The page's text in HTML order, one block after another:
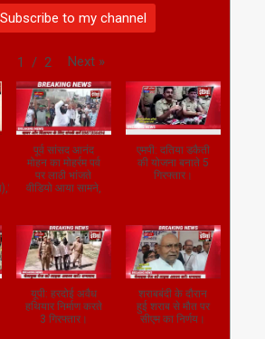
Subscribe to my channel
1 / 2 Next »
पूर्व सांसद आनंद
मोहन का मोहर्रम पर्व
पर लाठी भांजते
वीडियो आया सामने,
एमपी: दतिया डकैती
की योजना बनाते 5
गिरफ्तार।
यूपी: हरदोई अवैध
हथियार निर्माण करते
3 गिरफ्तार।
शराबबंदी के दौरान
हुई शराब से मौत पर
सीएम का निर्णय।